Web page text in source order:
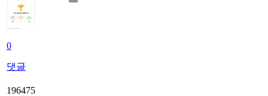
0
댓글
196475